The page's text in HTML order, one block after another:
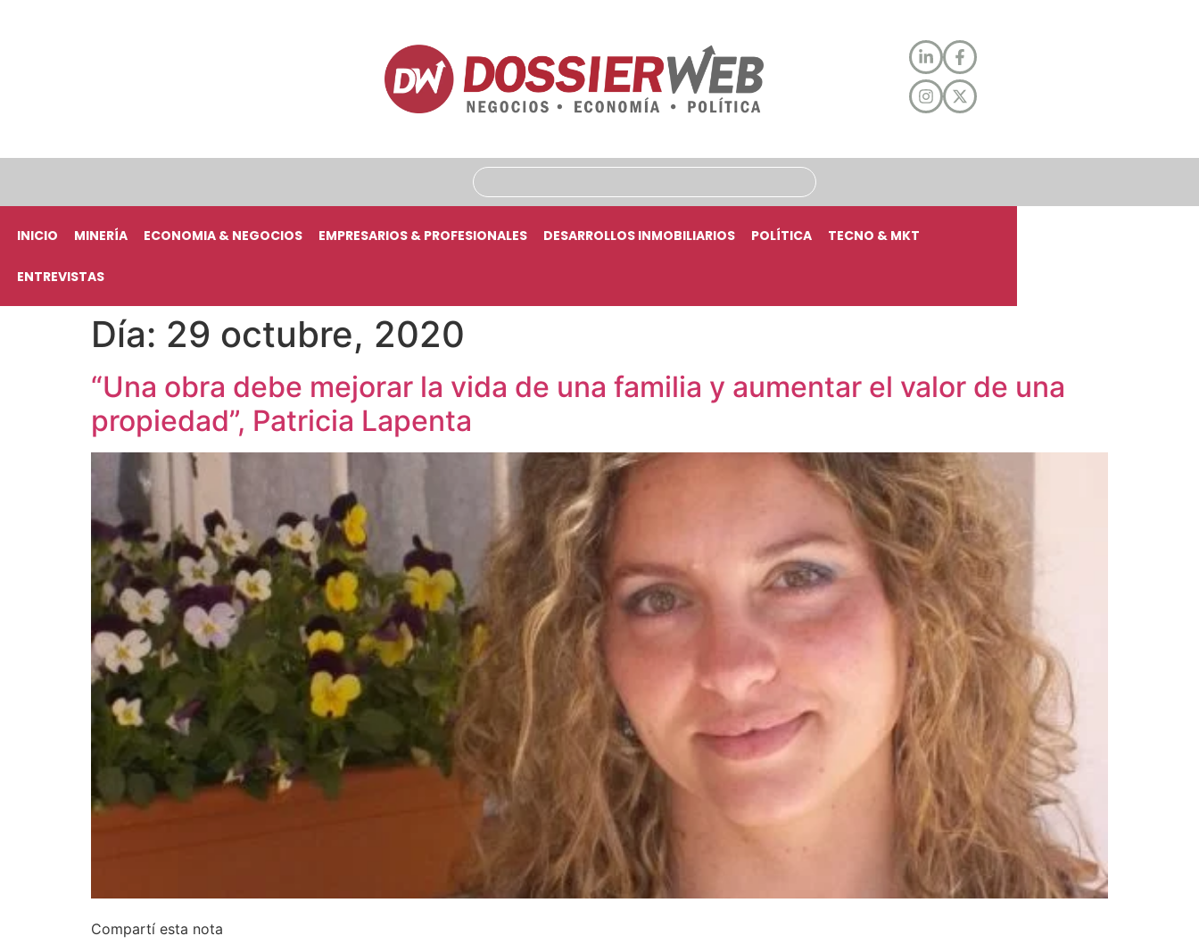
INICIO MINERÍA ECONOMIA & NEGOCIOS EMPRESARIOS & PROFESIONALES DESARROLLOS INMOBILIARIOS POLÍTICA TECNO & MKT
ENTREVISTAS
Día: 29 octubre, 2020
“Una obra debe mejorar la vida de una familia y aumentar el valor de una
propiedad”, Patricia Lapenta
Compartí esta nota